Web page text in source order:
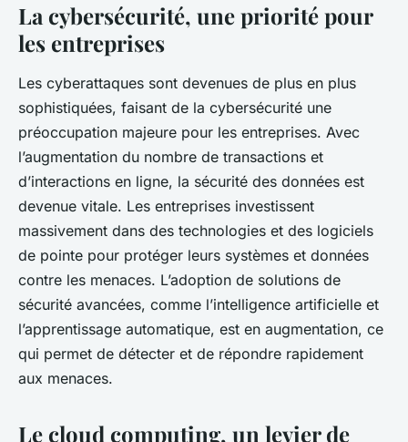
La cybersécurité, une priorité pour
les entreprises
Les cyberattaques sont devenues de plus en plus
sophistiquées, faisant de la cybersécurité une
préoccupation majeure pour les entreprises. Avec
l’augmentation du nombre de transactions et
d’interactions en ligne, la sécurité des données est
devenue vitale. Les entreprises investissent
massivement dans des technologies et des logiciels
de pointe pour protéger leurs systèmes et données
contre les menaces. L’adoption de solutions de
sécurité avancées, comme l’intelligence artificielle et
l’apprentissage automatique, est en augmentation, ce
qui permet de détecter et de répondre rapidement
aux menaces.
Le cloud computing, un levier de